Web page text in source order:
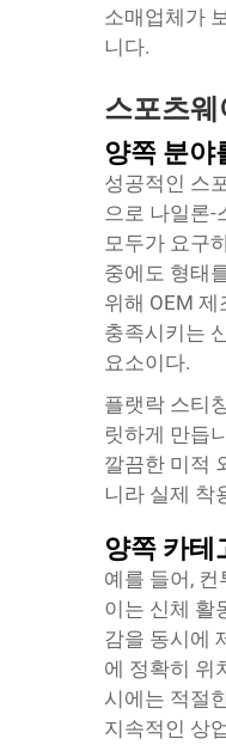
소매업체가
니다.
스포츠
양쪽 분야
성공적인 스
으로 나일론-
모두가 요구
중에도 형태
위해 OEM
충족시키는
요소이다.
플랫락 스티
릿하게 만듭
깔끔한 미적
니라 실제 착
양쪽 카테
예를 들어,
이는 신체 활
감을 동시에
에 정확히 위
시에는 적절
지속적인 상